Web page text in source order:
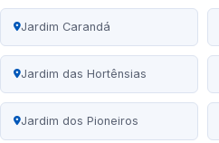
Jardim Carandá
Jardim das Hortênsias
Jardim dos Pioneiros